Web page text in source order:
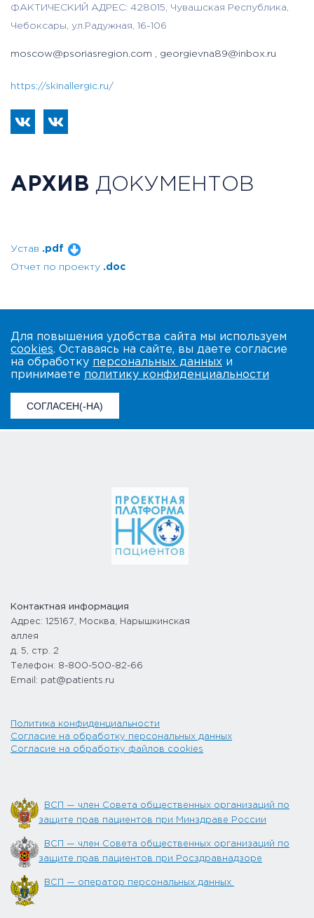
ФАКТИЧЕСКИЙ АДРЕС: 428015, Чувашская Республика,
Чебоксары, ул.Радужная, 16-106
moscow@psoriasregion.com , georgievna89@inbox.ru
https://skinallergic.ru/
АРХИВ ДОКУМЕНТОВ
Устав .pdf
Отчет по проекту .doc
Для повышения удобства сайта мы используем
cookies. Оставаясь на сайте, вы даете согласие
на обработку персональных данных и
принимаете политику конфиденциальности
СОГЛАСЕН(-НА)
Контактная информация
Адрес: 125167, Москва, Нарышкинская
аллея
д. 5, стр. 2
Телефон: 8-800-500-82-66
Email: pat@patients.ru
Политика конфиденциальности
Согласие на обработку персональных данных
Согласие на обработку файлов cookies
ВСП — член Совета общественных организаций по
защите прав пациентов при Минздраве России
ВСП — член Совета общественных организаций по
защите прав пациентов при Росздравнадзоре
ВСП — оператор персональных данных